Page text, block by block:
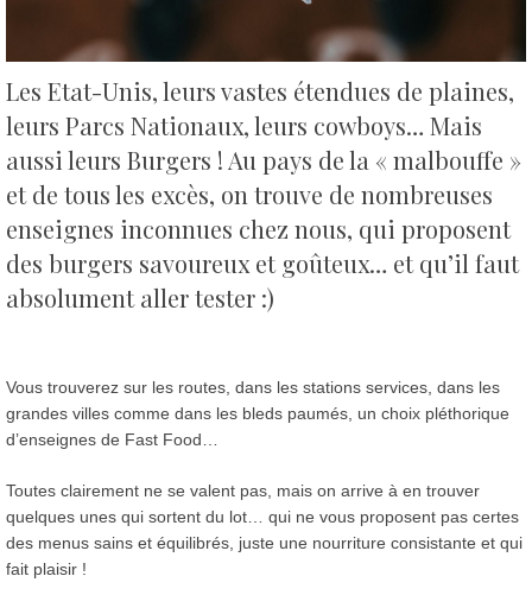
Les Etat-Unis, leurs vastes étendues de plaines,
leurs Parcs Nationaux, leurs cowboys… Mais
aussi leurs Burgers !Au pays de la « malbouffe »
et de tous les excès, on trouve de nombreuses
enseignes inconnues chez nous, qui proposent
des burgers savoureux et goûteux… et qu’il faut
absolument aller tester :)
Vous trouverez sur les routes, dans les stations services, dans les
grandes villes comme dans les bleds paumés, un choix pléthorique
d’enseignes de Fast Food…
Toutes clairement ne se valent pas, mais on arrive à en trouver
quelques unes qui sortent du lot… qui ne vous proposent pas certes
des menus sains et équilibrés, juste une nourriture consistante et qui
fait plaisir !